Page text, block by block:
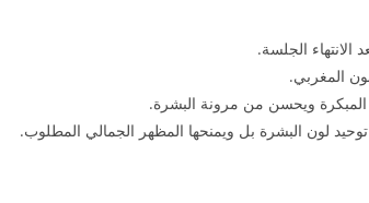
الجلسة.
المغربي.
ويحسن من مرونة البشرة.
لون البشرة بل ويمنحها المظهر الجمالي المطلوب.